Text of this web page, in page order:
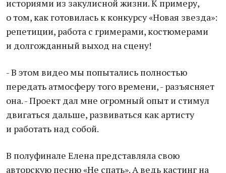
историями из закулисной жизни. К примеру,
о том, как готовилась к конкурсу «Новая звезда»:
репетиции, работа с гримерами, костюмерами
и долгожданный выход на сцену!
- В этом видео мы попытались полностью
передать атмосферу того времени, - разъясняет
она. - Проект дал мне огромный опыт и стимул
двигаться дальше, развиваться как артисту
и работать над собой.
В полуфинале Елена представляла свою
авторскую песню «Не спать». А ведь кастинг на